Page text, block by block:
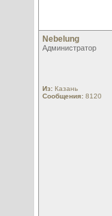
Nebelung
Администратор
Из: Казань
Сообщения: 8120